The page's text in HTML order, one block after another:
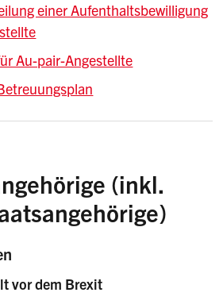
einer Aufenthaltsbewilligung
Au-pair-Angestellte
(inkl.
vor dem Brexit